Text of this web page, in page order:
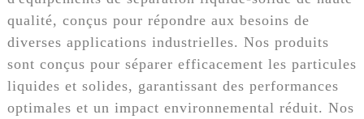
qualité, conçus pour répondre aux besoins de
diverses applications industrielles. Nos produits
sont conçus pour séparer efficacement les particules
liquides et solides, garantissant des performances
optimales et un impact environnemental réduit. Nos